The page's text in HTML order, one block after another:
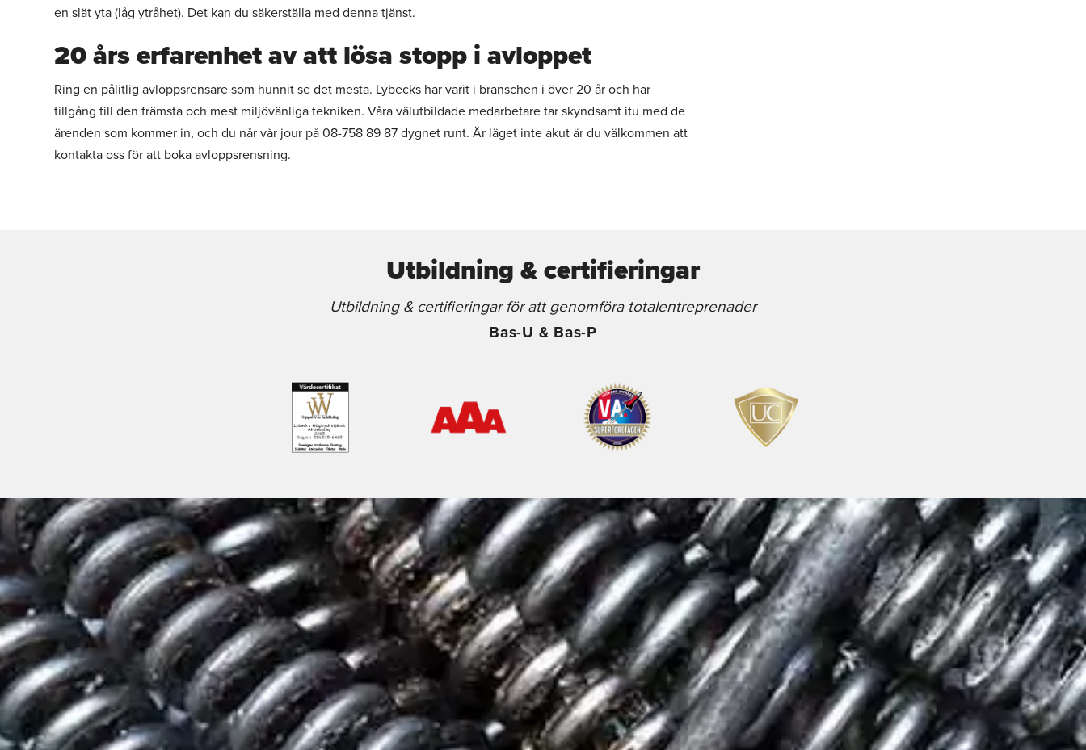
en slät yta (låg ytråhet). Det kan du säkerställa med denna tjänst.
20 års erfarenhet av att lösa stopp i avloppet
Ring en pålitlig avloppsrensare som hunnit se det mesta. Lybecks har varit i branschen i över 20 år och har
tillgång till den främsta och mest miljövänliga tekniken. Våra välutbildade medarbetare tar skyndsamt itu med de
ärenden som kommer in, och du når vår jour på 08-758 89 87 dygnet runt. Är läget inte akut är du välkommen att
kontakta oss för att boka avloppsrensning.
Utbildning & certifieringar
Utbildning & certifieringar för att genomföra totalentreprenader
Bas-U & Bas-P